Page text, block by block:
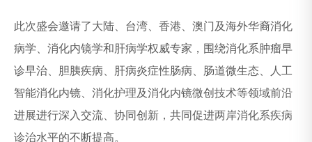
此次盛会邀请了大陆、台湾、香港、澳门及海外华裔消化
病学、消化内镜学和肝病学权威专家，围绕消化系肿瘤早
诊早治、胆胰疾病、肝病炎症性肠病、肠道微生态、人工
智能消化内镜、消化护理及消化内镜微创技术等领域前沿
进展进行深入交流、协同创新，共同促进两岸消化系疾病
诊治水平的不断提高。